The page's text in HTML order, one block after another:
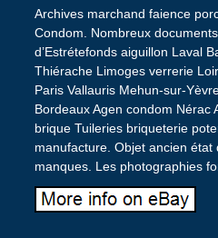
Archives marchand faience
Condom. Nombreux
d’Estrétefonds aiguillon Laval
Thiérache Limoges verrerie
Paris Vallauris Mehun-sur-
Bordeaux Agen condom Nérac
brique Tuileries briqueterie
manufacture. Objet ancien état
manques. Les photographies